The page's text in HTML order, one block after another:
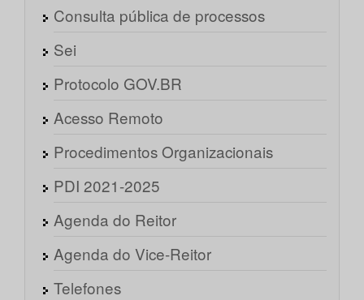
Consulta pública de processos
Sei
Protocolo GOV.BR
Acesso Remoto
Procedimentos Organizacionais
PDI 2021-2025
Agenda do Reitor
Agenda do Vice-Reitor
Telefones